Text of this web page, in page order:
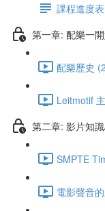
課程進度
第一章: 配樂一
配樂歷史
Leitmotif
第二章: 影片知
SMPTE
電影聲音